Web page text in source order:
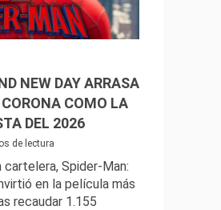
NEW DAY ARRASA
COMO LA
DEL 2026
de lectura
Spider-Man:
en la película más
recaudar 1.155